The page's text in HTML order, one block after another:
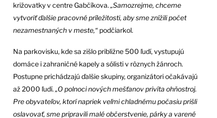
križovatky v centre Gabčíkova. „Samozrejme, chceme
vytvoriť ďalšie pracovné príležitosti, aby sme znížili počet
nezamestnaných v meste,“podčiarkol.
Na parkovisku, kde sa zišlo približne 500 ľudí, vystupujú
domáce i zahraničné kapely a sólisti v rôznych žánroch.
Postupne prichádzajú ďalšie skupiny, organizátori očakávajú
až 2000 ľudí. „O polnoci nových mešťanov privíta ohňostroj.
Pre obyvateľov, ktorí napriek veľmi chladnému počasiu prišli
oslavovať, sme pripravili malé občerstvenie, párky a varené